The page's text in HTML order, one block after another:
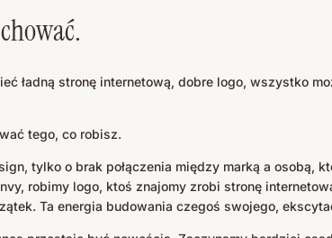
ładną stronę internetową, dobre logo, wszystko
tego, co robisz.
tylko o brak połączenia między marką a osobą,
robimy logo, ktoś znajomy zrobi stronę
Ta energia budowania czegoś swojego,